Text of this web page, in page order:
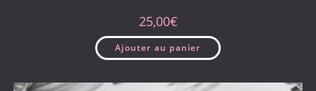
25,00€
Ajouter au panier